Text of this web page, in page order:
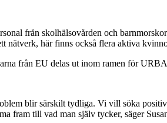
från skolhälsovården och
nätverk, här finns också flera aktiva
från EU delas ut inom ramen för
blir särskilt tydliga. Vi vill söka
fram till vad man själv tycker, säger